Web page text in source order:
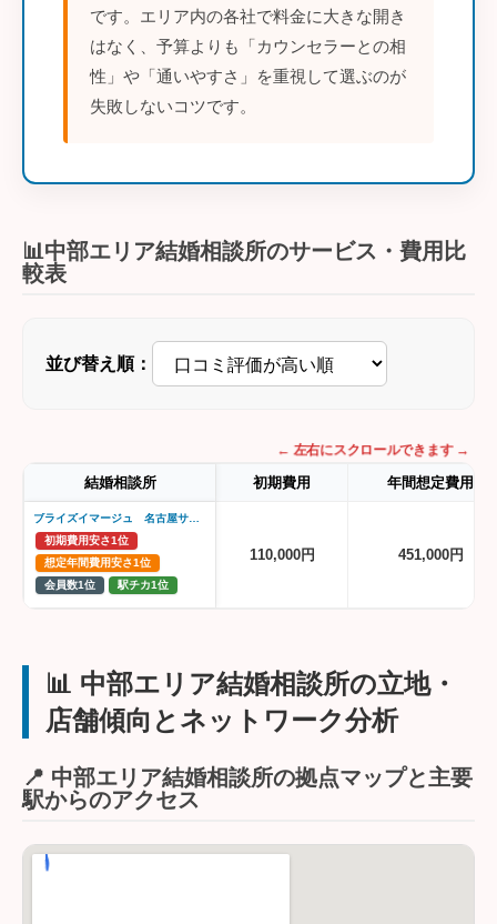
です。エリア内の各社で料金に大きな開き
はなく、予算よりも「カウンセラーとの相
性」や「通いやすさ」を重視して選ぶのが
失敗しないコツです。
📊中部エリア結婚相談所のサービス・費用比
較表
並び替え順：
← 左右にスクロールできます →
結婚相談所 初期費用 年間想定費用
初期費用安さ1位
想定年間費用安さ1位
会員数1位
駅チカ1位
110,000円 451,000円
📊 中部エリア結婚相談所の立地・
店舗傾向とネットワーク分析
📍 中部エリア結婚相談所の拠点マップと主要
駅からのアクセス